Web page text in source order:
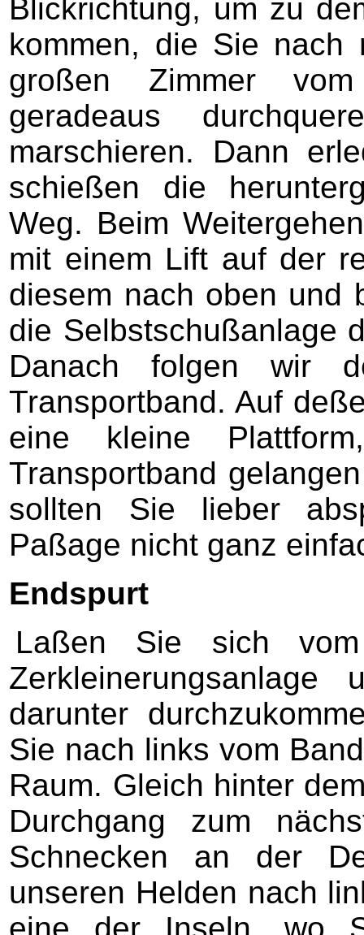
Blickrichtung, um zu
kommen, die Sie nach
großen Zimmer
geradeaus
marschieren. Dann
schießen die
Weg. Beim
mit einem Lift auf der
diesem nach oben und
die Selbstschußanlage
Danach folgen wir
Transportband. Auf
eine kleine
Transportband
sollten Sie lieber
Paßage nicht ganz
Endspurt
Laßen Sie sich
darunter
Sie nach links vom
Raum. Gleich hinter
Durchgang zum
Schnecken an der
unseren Helden nach
eine der Inseln, wo